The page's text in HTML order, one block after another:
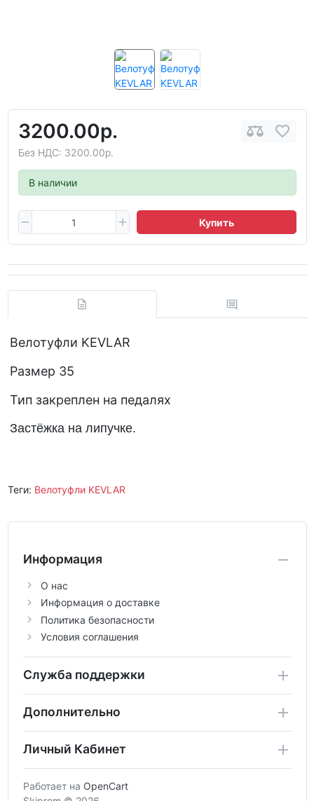
3200.00р.
Без НДС: 3200.00р.
В наличии
Купить
Велотуфли KEVLAR
Размер 35
Тип закреплен на педалях
Застёжка на липучке.
Теги: Велотуфли KEVLAR
Информация
О нас
Информация о доставке
Политика безопасности
Условия соглашения
Служба поддержки
Дополнительно
Личный Кабинет
Работает на OpenCart